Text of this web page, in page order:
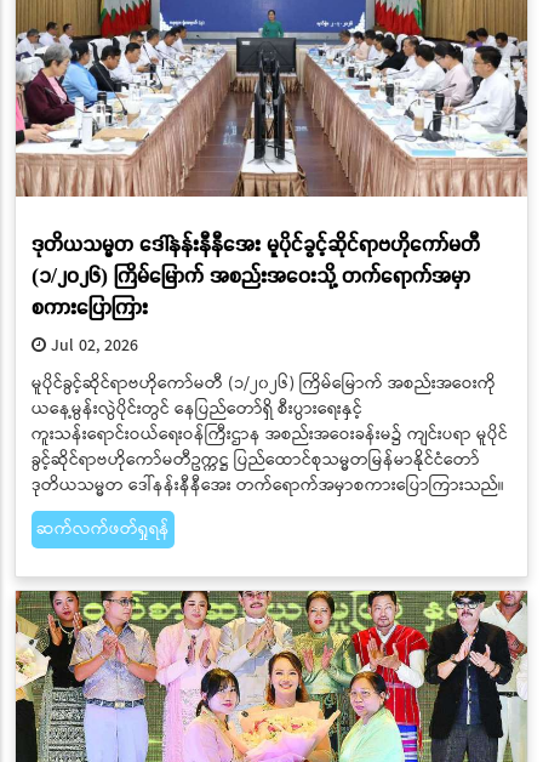
ဒုတိယသမ္မတ ဒေါ်နန်းနီနီအေး မူပိုင်ခွင့်ဆိုင်ရာဗဟိုကော်မတီ
(၁/၂၀၂၆) ကြိမ်မြောက် အစည်းအဝေးသို့ တက်ရောက်အမှာ
စကားပြောကြား
Jul 02, 2026
မူပိုင်ခွင့်ဆိုင်ရာဗဟိုကော်မတီ (၁/၂၀၂၆) ကြိမ်မြောက် အစည်းအဝေးကို
ယနေ့မွန်းလွဲပိုင်းတွင် နေပြည်တော်ရှိ စီးပွားရေးနှင့်
ကူးသန်းရောင်းဝယ်ရေးဝန်ကြီးဌာန အစည်းအဝေးခန်းမ၌ ကျင်းပရာ မူပိုင်
ခွင့်ဆိုင်ရာဗဟိုကော်မတီဥက္ကဋ္ဌ ပြည်ထောင်စုသမ္မတမြန်မာနိုင်ငံတော်
ဒုတိယသမ္မတ ဒေါ်နန်းနီနီအေး တက်ရောက်အမှာစကားပြောကြားသည်။
ဆက်လက်ဖတ်ရှုရန်